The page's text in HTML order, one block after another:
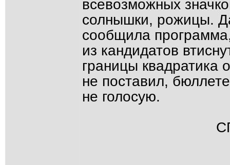
всевозможных
солнышки, рожицы.
сообщила
из кандидатов
границы квадратика
не поставил,
не голосую.